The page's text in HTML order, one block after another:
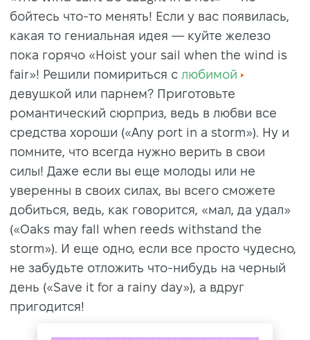
бойтесь что-то менять! Если у вас появилась,
какая то гениальная идея — куйте железо
пока горячо «Hoist your sail when the wind is
fair»! Решили помириться с любимой
девушкой или парнем? Приготовьте
романтический сюрприз, ведь в любви все
средства хороши («Any port in a storm»). Ну и
помните, что всегда нужно верить в свои
силы! Даже если вы еще молоды или не
уверенны в своих силах, вы всего сможете
добиться, ведь, как говорится, «мал, да удал»
(«Oaks may fall when reeds withstand the
storm»). И еще одно, если все просто чудесно,
не забудьте отложить что-нибудь на черный
день («Save it for a rainy day»), а вдруг
пригодится!